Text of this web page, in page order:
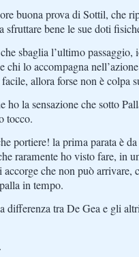
buona prova di Sottil, che
sfruttare bene le sue doti
sbaglia l’ultimo passaggio,
chi lo accompagna
allora forse non è colpa
ho la sensazione che sotto
tocco.
portiere! la prima parata è
raramente ho visto fare, in
accorge che non può arrivare,
in tempo.
differenza tra De Gea e gli